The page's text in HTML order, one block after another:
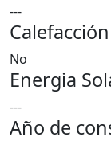
---
Calefacción
No
Energia
---
Año de